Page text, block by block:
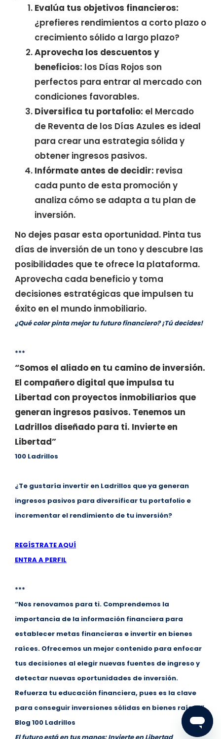
Evalúa tus objetivos financieros:
¿prefieres rendimientos a corto plazo o
crecimiento sólido a largo plazo?
Aprovecha los descuentos y
beneficios: los Días Rojos son
perfectos para entrar al mercado con
condiciones favorables.
Diversifica tu portafolio: el Mercado
de Reventa de los Días Azules es ideal
para crear una estrategia sólida y
obtener ingresos pasivos.
Infórmate antes de decidir: revisa
cada punto de esta promoción y
analiza cómo se adapta a tu plan de
inversión.
No dejes pasar esta oportunidad. Pinta tus
días de inversión de un tono y descubre las
posibilidades que te ofrece la plataforma.
Aprovecha cada beneficio y toma
decisiones estratégicas que impulsen tu
éxito en el mundo inmobiliario.
¿Qué color pinta mejor tu futuro financiero? ¡Tú decides!
***
“Somos el aliado en tu camino de inversión.
El compañero digital que impulsa tu
Libertad con proyectos inmobiliarios que
generan ingresos pasivos. Tenemos un
Ladrillos diseñado para ti. Invierte en
Libertad”
100 Ladrillos
¿Te gustaría invertir en Ladrillos que ya generan
ingresos pasivos para diversificar tu portafolio e
incrementar el rendimiento de tu inversión?
REGÍSTRATE AQUÍ
ENTRA A PERFIL
***
“Nos renovamos para ti. Comprendemos la
importancia de la información financiera para
establecer metas financieras e invertir en bienes
raíces. Ofrecemos un mejor contenido para enfocar
tus decisiones al elegir nuevas fuentes de ingreso y
detectar nuevas oportunidades de inversión.
Refuerza tu educación financiera, pues es la clave
para conseguir inversiones sólidas en bienes raíces”
Blog 100 Ladrillos